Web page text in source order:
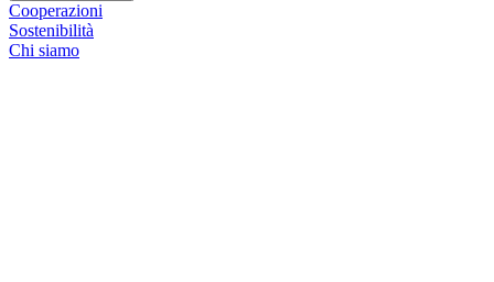
Cooperazioni
Sostenibilità
Chi siamo